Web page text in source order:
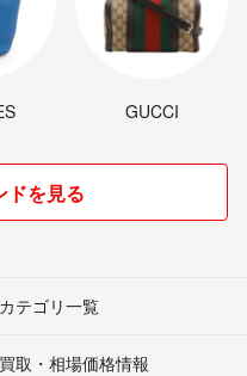
GUCCI
ドを見る
カテゴリ一覧
買取・相場価格情報